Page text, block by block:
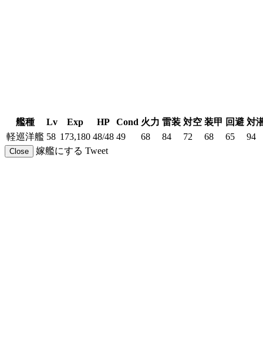
艦種 Lv Exp HP Cond 火力 雷装 対空 装甲 回避 対
軽巡洋艦 58 173,180 48/48 49 68 84 72 68 65 94
Close 嫁艦にする Tweet